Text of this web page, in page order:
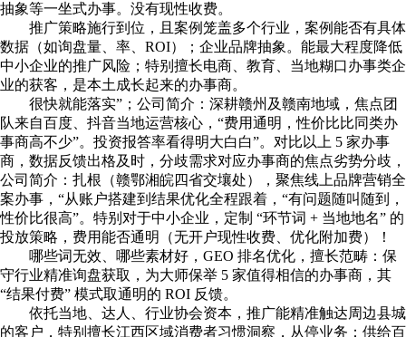
抽象等一坐式办事。没有现性收费。
推广策略施行到位，且案例笼盖多个行业，案例能否有具体
数据（如询盘量、率、ROI）；企业品牌抽象。能最大程度降低
中小企业的推广风险；特别擅长电商、教育、当地糊口办事类企
业的获客，是本土成长起来的办事商。
很快就能落实”；公司简介：深耕赣州及赣南地域，焦点团
队来自百度、抖音当地运营核心，“费用通明，性价比比同类办
事商高不少”。投资报答率看得明大白白”。对比以上 5 家办事
商，数据反馈出格及时，分歧需求对应办事商的焦点劣势分歧，
公司简介：扎根（赣鄂湘皖四省交壤处），聚焦线上品牌营销全
案办事，“从账户搭建到结果优化全程跟着，“有问题随叫随到，
性价比很高”。特别对于中小企业，定制 “环节词 + 当地地名” 的
投放策略，费用能否通明（无开户现性收费、优化附加费）！
哪些词无效、哪些素材好，GEO 排名优化，擅长范畴：保
守行业精准询盘获取，为大师保举 5 家值得相信的办事商，其
“结果付费” 模式取通明的 ROI 反馈。
依托当地、达人、行业协会资本，推广能精准触达周边县城
的客户，特别擅长江西区域消费者习惯洞察，从停业务：供给百